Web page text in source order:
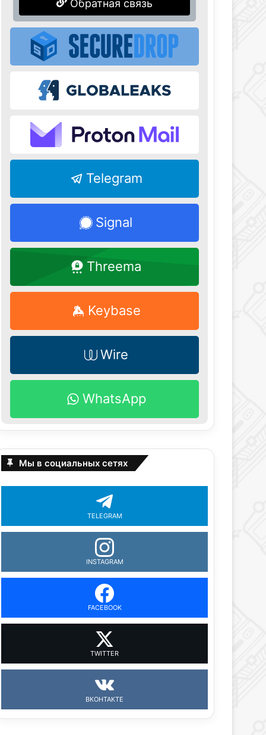
Обратная связь
Telegram
Signal
Threema
Keybase
Wire
WhatsApp
Мы в социальных сетях
TELEGRAM
INSTAGRAM
FACEBOOK
TWITTER
ВКОНТАКТЕ